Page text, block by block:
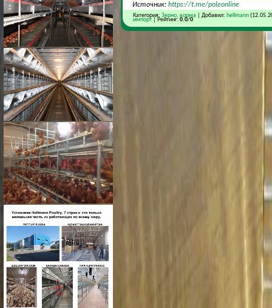
Источник: https://t.me/poleonline
Категория: Зерно, корма| Добавил: hellmann
импорт| Рейтинг: 0.0/0